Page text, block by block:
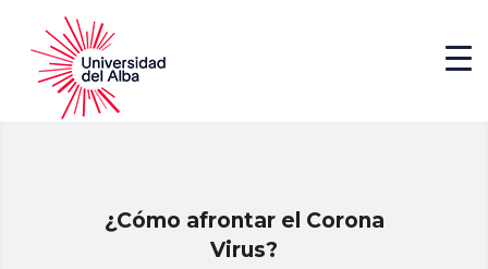
¿Cómo afrontar el Corona
Virus?